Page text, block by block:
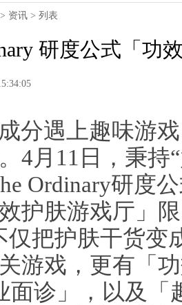
> 资讯 > 列表
研度公式「功
分遇上趣味游
4月11日，秉持
Ordinary研度
护肤游戏厅」
仅把护肤干货变
游戏，更有「
面诊」，以及